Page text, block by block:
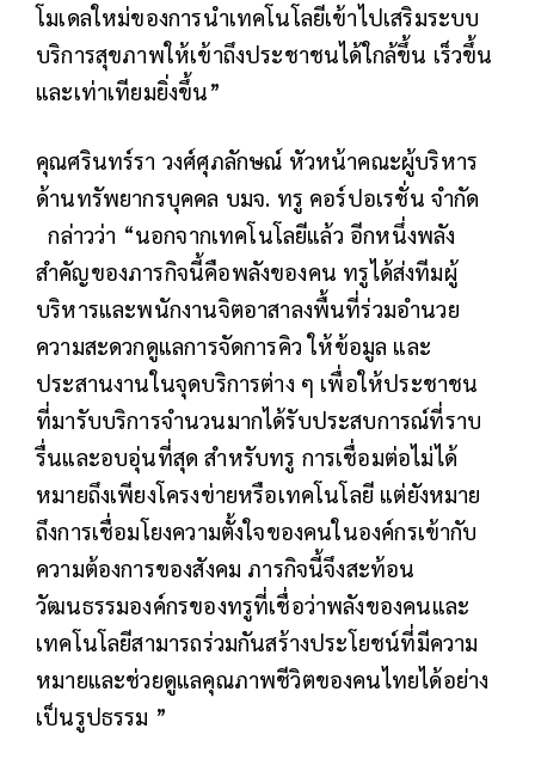
โมเดลใหม่ของการนำเทคโนโลยีเข้าไปเสริมระบบ
บริการสุขภาพให้เข้าถึงประชาชนได้ใกล้ขึ้น เร็วขึ้น
และเท่าเทียมยิ่งขึ้น”
คุณศรินทร์รา วงศ์ศุภลักษณ์ หัวหน้าคณะผู้บริหาร
ด้านทรัพยากรบุคคล บมจ. ทรู คอร์ปอเรชั่น จำกัด
กล่าวว่า “นอกจากเทคโนโลยีแล้ว อีกหนึ่งพลัง
สำคัญของภารกิจนี้คือพลังของคน ทรูได้ส่งทีมผู้
บริหารและพนักงานจิตอาสาลงพื้นที่ร่วมอำนวย
ความสะดวกดูแลการจัดการคิว ให้ข้อมูล และ
ประสานงานในจุดบริการต่าง ๆ เพื่อให้ประชาชน
ที่มารับบริการจำนวนมากได้รับประสบการณ์ที่ราบ
รื่นและอบอุ่นที่สุด สำหรับทรู การเชื่อมต่อไม่ได้
หมายถึงเพียงโครงข่ายหรือเทคโนโลยี แต่ยังหมาย
ถึงการเชื่อมโยงความตั้งใจของคนในองค์กรเข้ากับ
ความต้องการของสังคม ภารกิจนี้จึงสะท้อน
วัฒนธรรมองค์กรของทรูที่เชื่อว่าพลังของคนและ
เทคโนโลยีสามารถร่วมกันสร้างประโยชน์ที่มีความ
หมายและช่วยดูแลคุณภาพชีวิตของคนไทยได้อย่าง
เป็นรูปธรรม ”